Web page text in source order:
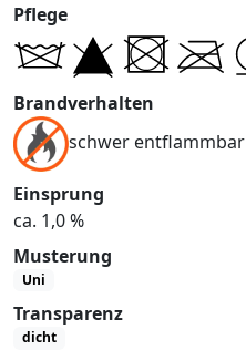
Pflege
Brandverhalten
schwer entflammbar
Einsprung
ca. 1,0 %
Musterung
Uni
Transparenz
dicht